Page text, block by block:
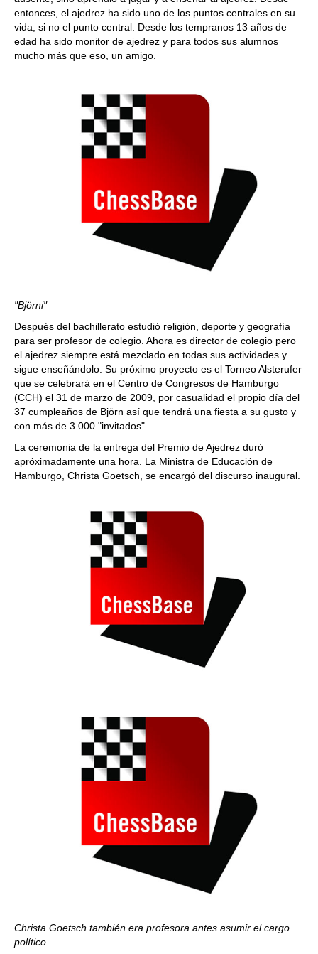
entonces, el ajedrez ha sido uno de los puntos centrales en su
vida, si no el punto central. Desde los tempranos 13 años de
edad ha sido monitor de ajedrez y para todos sus alumnos
mucho más que eso, un amigo.
"Björni"
Después del bachillerato estudió religión, deporte y geografía
para ser profesor de colegio. Ahora es director de colegio pero
el ajedrez siempre está mezclado en todas sus actividades y
sigue enseñándolo. Su próximo proyecto es el Torneo Alsterufer
que se celebrará en el Centro de Congresos de Hamburgo
(CCH) el 31 de marzo de 2009, por casualidad el propio día del
37 cumpleaños de Björn así que tendrá una fiesta a su gusto y
con más de 3.000 "invitados".
La ceremonia de la entrega del Premio de Ajedrez duró
apróximadamente una hora. La Ministra de Educación de
Hamburgo, Christa Goetsch, se encargó del discurso inaugural.
Christa Goetsch también era profesora antes asumir el cargo
político